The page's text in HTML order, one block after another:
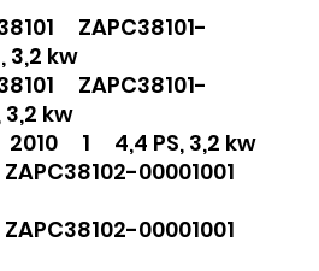
ZAPC38101-
kw
ZAPC38101-
kw
1 4,4 PS, 3,2 kw
00001001
00001001